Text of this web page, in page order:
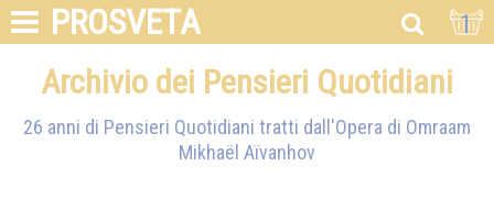
PROSVETA 1
Archivio dei Pensieri Quotidiani
26 anni di Pensieri Quotidiani tratti dall'Opera di Omraam
Mikhaël Aïvanhov